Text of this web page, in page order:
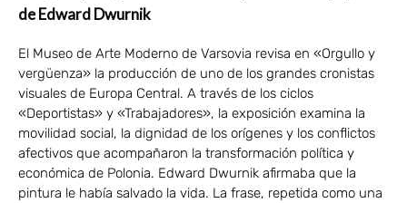
de Edward Dwurnik
El Museo de Arte Moderno de Varsovia revisa en «Orgullo y
vergüenza» la producción de uno de los grandes cronistas
visuales de Europa Central. A través de los ciclos
«Deportistas» y «Trabajadores», la exposición examina la
movilidad social, la dignidad de los orígenes y los conflictos
afectivos que acompañaron la transformación política y
económica de Polonia. Edward Dwurnik afirmaba que la
pintura le había salvado la vida. La frase, repetida como una